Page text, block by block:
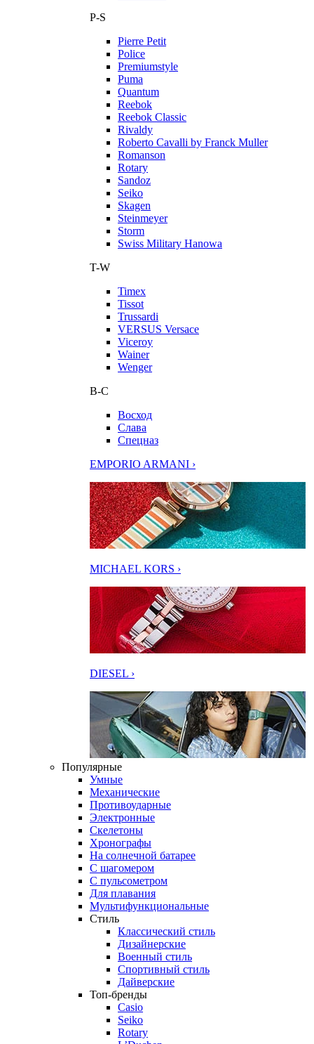
P-S
Pierre Petit
Police
Premiumstyle
Puma
Quantum
Reebok
Reebok Classic
Rivaldy
Roberto Cavalli by Franck Muller
Romanson
Rotary
Sandoz
Seiko
Skagen
Steinmeyer
Storm
Swiss Military Hanowa
T-W
Timex
Tissot
Trussardi
VERSUS Versace
Viceroy
Wainer
Wenger
В-С
Восход
Слава
Спецназ
EMPORIO ARMANI ›
MICHAEL KORS ›
DIESEL ›
Популярные
Умные
Механические
Противоударные
Электронные
Скелетоны
Хронографы
На солнечной батарее
С шагомером
С пульсометром
Для плавания
Мультифункциональные
Стиль
Классический стиль
Дизайнерские
Военный стиль
Спортивный стиль
Дайверские
Топ-бренды
Casio
Seiko
Rotary